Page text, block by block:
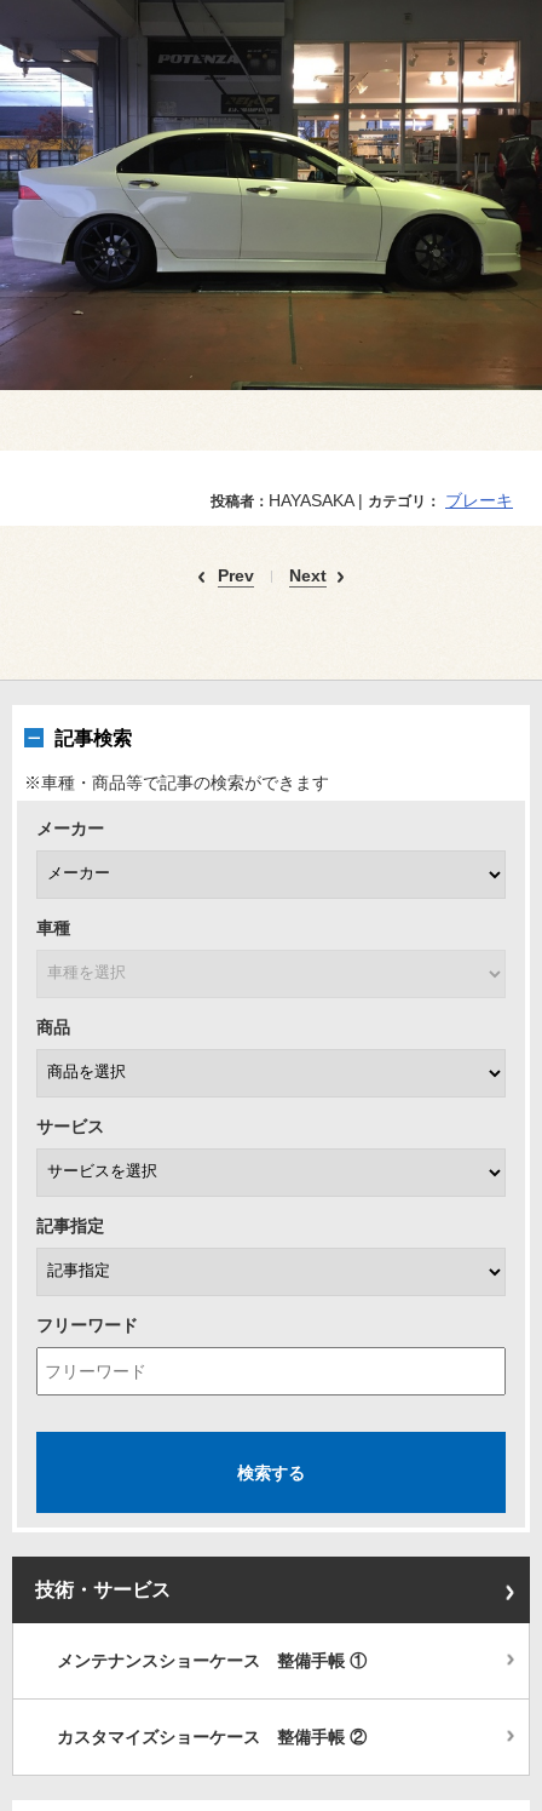
投稿者： HAYASAKA | カテゴリ： ブレーキ
Prev Next
記事検索
※車種・商品等で記事の検索ができます
メーカー
車種
商品
サービス
記事指定
フリーワード
技術・サービス
メンテナンスショーケース 整備手帳 ①
カスタマイズショーケース 整備手帳 ②